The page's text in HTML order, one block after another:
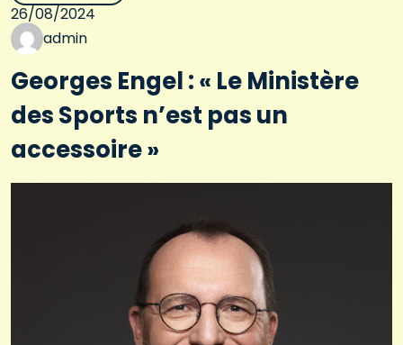
26/08/2024
admin
Georges Engel : « Le Ministère
des Sports n’est pas un
accessoire »